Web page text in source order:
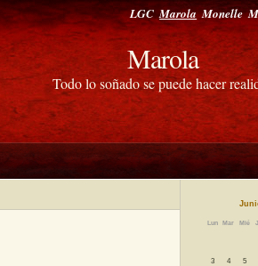
LGC Marola Monelle
Marola
Todo lo soñado se puede hacer
Lun Mar Mié
3 4 5